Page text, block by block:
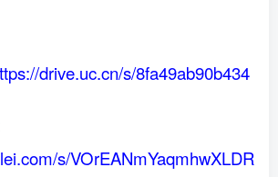
drive.uc.cn/s/8fa49ab90b434
s/VOrEANmYaqmhwXLDR